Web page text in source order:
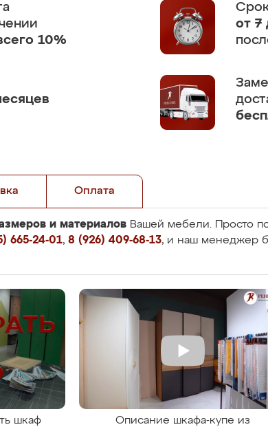
10%
от 7
Оплата
и материалов Вашей мебели. Просто
665-24-01, 8 (926) 409-68-13, и наш менеджер
шкаф
Описание шкафа-купе из